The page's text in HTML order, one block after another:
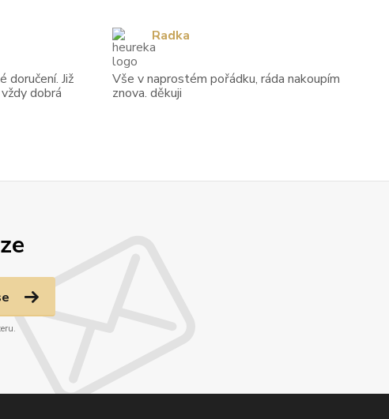
doručení. Již
dobrá
Vše v naprostém pořádku, ráda nakoupím
znova. děkuji
Radka